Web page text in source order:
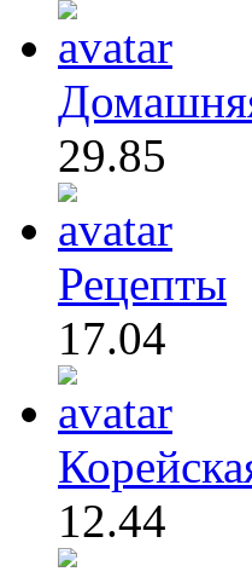
29.85
Рецепты
17.04
12.44